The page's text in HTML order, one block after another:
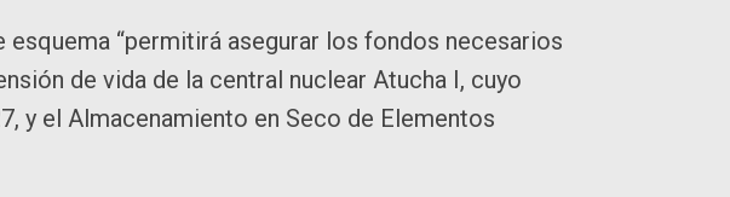
“permitirá asegurar los fondos necesarios
de vida de la central nuclear Atucha I, cuyo
y el Almacenamiento en Seco de Elementos